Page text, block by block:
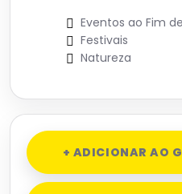
Eventos ao Fim
Festivais
Natureza
+ ADICIONAR AO